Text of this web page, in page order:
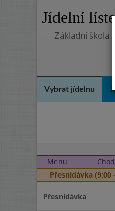
Jídelní
Základní škola
Vybrat jídelnu
Menu
Chod
Přesnídávka (9:00
Přesnídávka